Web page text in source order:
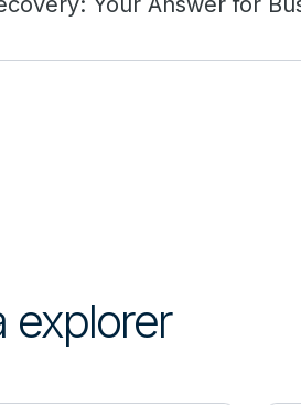
explorer